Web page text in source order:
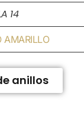
14
AMARILLO
anillos